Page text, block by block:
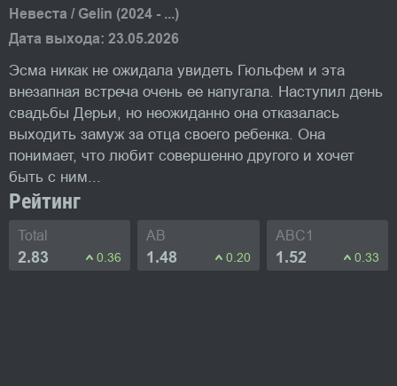
Невеста / Gelin (2024 - ...)
Дата выхода: 23.05.2026
Эсма никак не ожидала увидеть Гюльфем и эта
внезапная встреча очень ее напугала. Наступил день
свадьбы Дерьи, но неожиданно она отказалась
выходить замуж за отца своего ребенка. Она
понимает, что любит совершенно другого и хочет
быть с ним...
Рейтинг
Total
2.83 0.36
AB
1.48 0.20
ABC1
1.52 0.33